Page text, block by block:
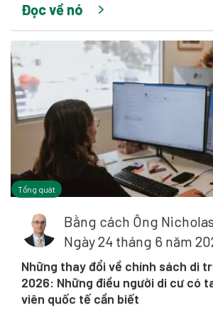
Đọc về nó
Tổng quát
Bằng cách Ông
Ngày 24 tháng 6 năm
Những thay đổi về chính sách di
2026: Những điều người di cư có
viên quốc tế cần biết